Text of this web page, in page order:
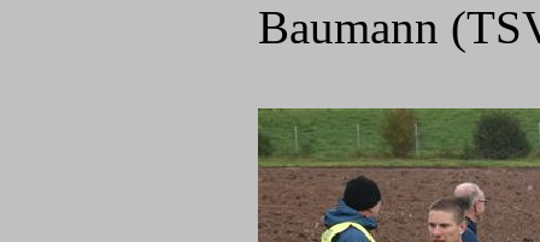
Baumann